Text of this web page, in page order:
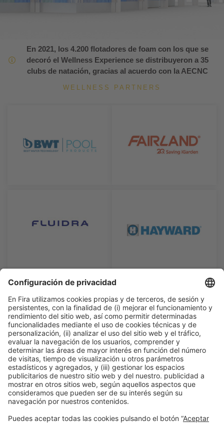
En 2021, los 4.200 flotadores de foam con los que se
decoró el Wellness Experience se distribuyeron a 35
clubs de natación, gracias al acuerdo con la AECNC
WELLNESS PARTNERS
Información general Aviso legal
Política de cookies